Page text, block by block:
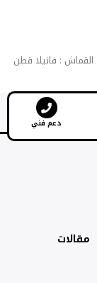
اوفر صيف 2025 القماش : فانيلا قطن
دعم فني
مقالات